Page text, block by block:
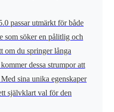
passar utmärkt för både
som söker en pålitlig och
om du springer långa
dessa strumpor att
sina unika egenskaper
självklart val för den